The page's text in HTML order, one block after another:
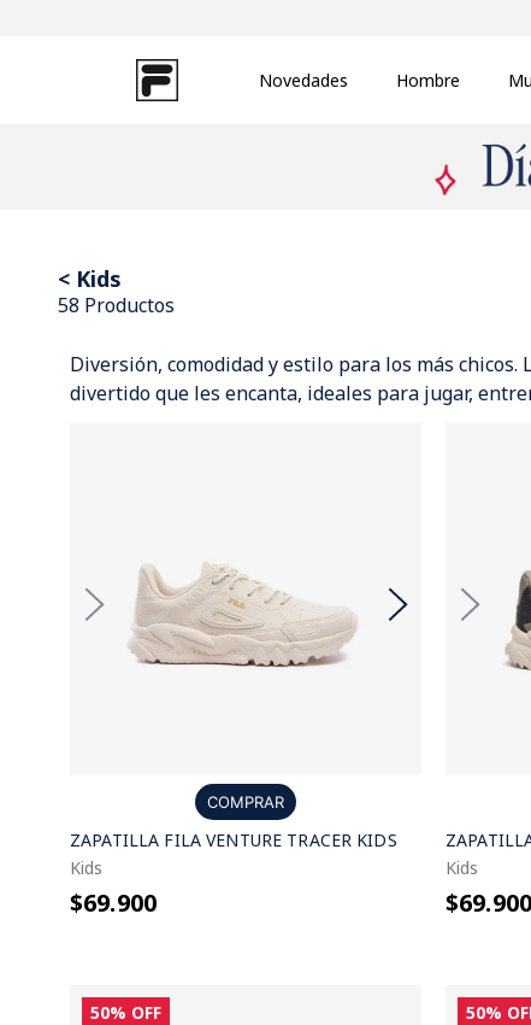
Novedades Hombre
Kids
58 Productos
Diversión, comodidad y estilo para los más
divertido que les encanta, ideales para jugar,
COMPRAR
ZAPATILLA FILA VENTURE TRACER KIDS
Kids
$69.900
Kids
$69.900
50% OFF 50%
buzo
disruptor
pantalon
remera